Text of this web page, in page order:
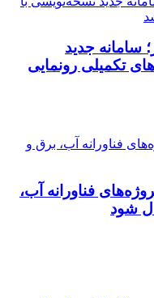
سامانه جدید
تکمیلی رونمایی
فناورانه آب،
شود